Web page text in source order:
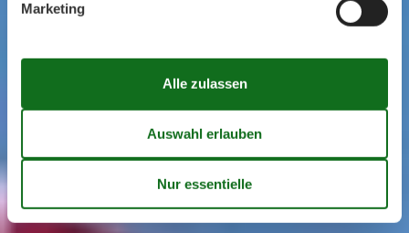
Marketing